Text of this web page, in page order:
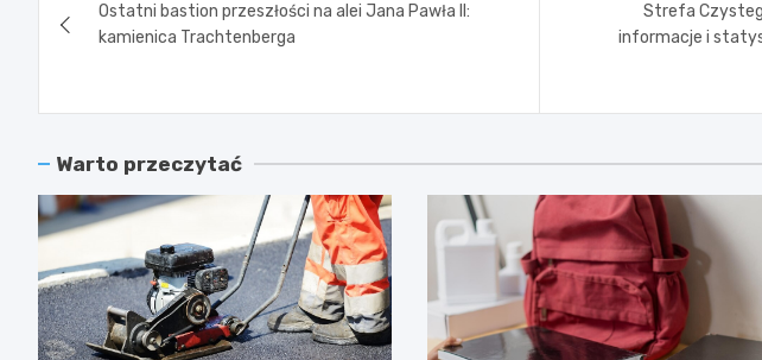
wpisu
Ostatni bastion przeszłości na alei Jana Pawła II:
kamienica Trachtenberga
Strefa
informacje i
Warto przeczytać